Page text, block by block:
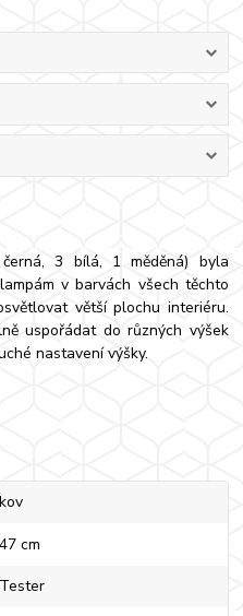
3 bílá, 1 měděná) byla
v barvách všech těchto
větší plochu interiéru.
uspořádat do různých výšek
nastavení výšky.
kov
47 cm
Tester